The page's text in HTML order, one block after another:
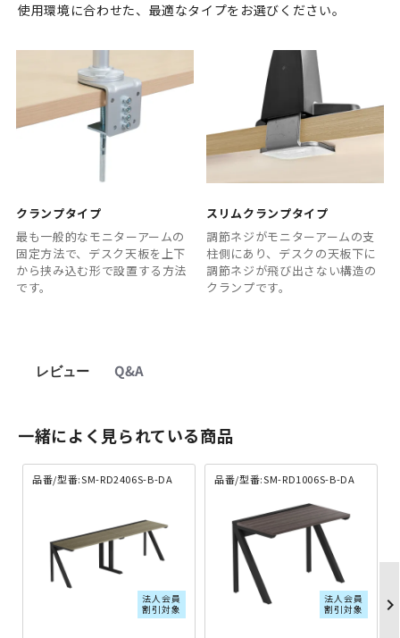
使用環境に合わせた、最適なタイプをお選びください。
クランプタイプ
最も一般的なモニターアームの
固定方法で、デスク天板を上下
から挟み込む形で設置する方法
です。
スリムクランプタイプ
調節ネジがモニターアームの支
柱側にあり、デスクの天板下に
調節ネジが飛び出さない構造の
クランプです。
レビュー Q&A
一緒によく見られている商品
品番/型番:SM-RD2406S-B-DA
法人会員
割引対象
品番/型番:SM-RD1006S-B-DA
法人会員
割引対象
chevron_right